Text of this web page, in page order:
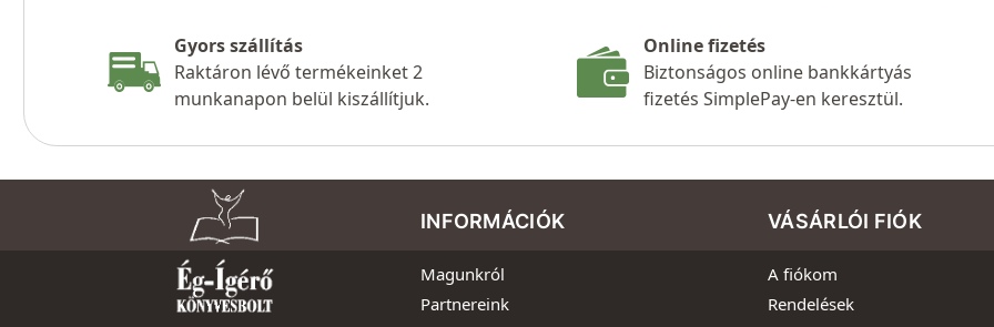
Gyors szállítás
Raktáron lévő termékeinket 2
munkanapon belül kiszállítjuk.
Online fizetés
Biztonságos online bankkártyás
fizetés SimplePay-en keresztül.
INFORMÁCIÓK
Magunkról
Partnereink
VÁSÁRLÓI FIÓK
A fiókom
Rendelések